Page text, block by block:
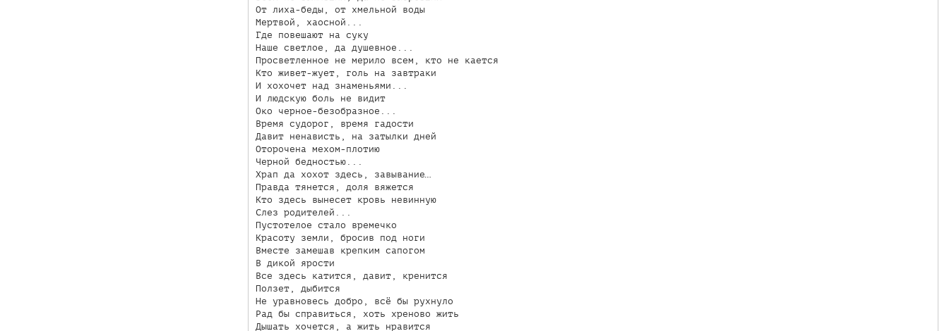
От лиха-беды, от хмельной воды
Мертвой, хаосной...
Где повешают на суку
Наше светлое, да душевное...
Просветленное не мерило всем, кто не кается
Кто живет-жует, голь на завтраки
И хохочет над знаменьями...
И людскую боль не видит
Око черное-безобразное...
Время судорог, время гадости
Давит ненависть, на затылки дней
Оторочена мехом-плотию
Черной бедностью...
Храп да хохот здесь, завывание…
Правда тянется, доля вяжется
Кто здесь вынесет кровь невинную
Слез родителей...
Пустотелое стало времечко
Красоту земли, бросив под ноги
Вместе замешав крепким сапогом
В дикой ярости
Все здесь катится, давит, кренится
Ползет, дыбится
Не уравновесь добро, всё бы рухнуло
Рад бы справиться, хоть хреново жить
Дышать хочется, а жить нравится